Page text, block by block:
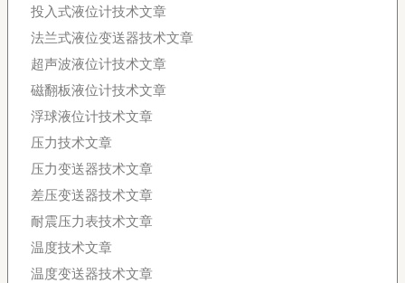
投入式液位计技术文章
法兰式液位变送器技术文章
超声波液位计技术文章
磁翻板液位计技术文章
浮球液位计技术文章
压力技术文章
压力变送器技术文章
差压变送器技术文章
耐震压力表技术文章
温度技术文章
温度变送器技术文章